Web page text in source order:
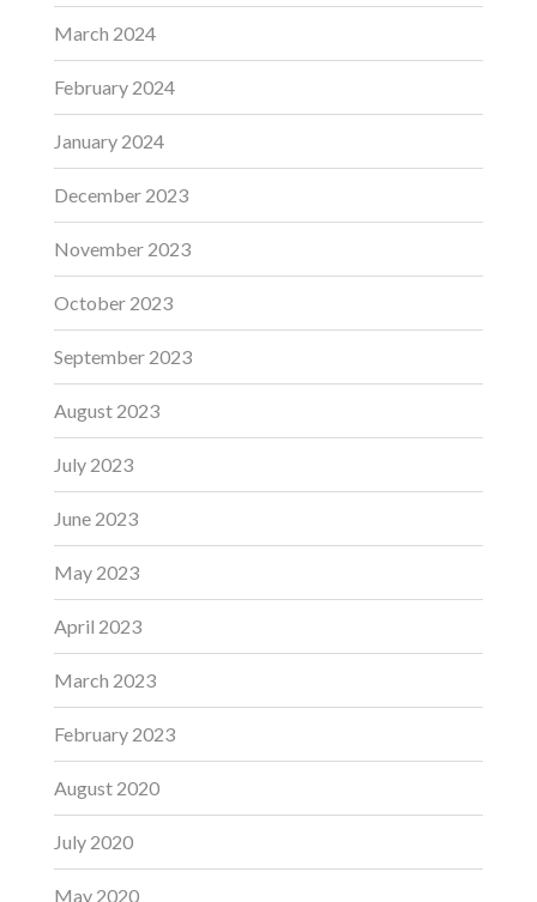
March 2024
February 2024
January 2024
December 2023
November 2023
October 2023
September 2023
August 2023
July 2023
June 2023
May 2023
April 2023
March 2023
February 2023
August 2020
July 2020
May 2020